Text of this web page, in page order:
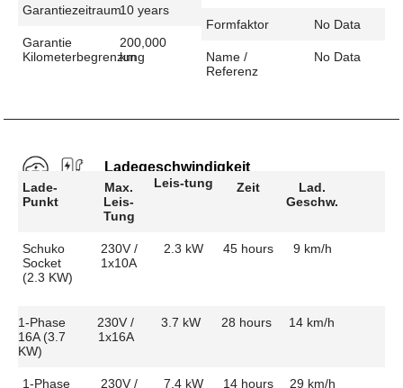
Garantiezeitraum10 years
Garantie
Kilometerbegrenzung
200,000
km
Formfaktor No Data
Name /
Referenz
No Data
Ladegeschwindigkeit
Lade-
Punkt
Max.
Leis-
Tung
Leis-tung Zeit
Lad.
Geschw.
Schuko
Socket
(2.3 KW)
230V /
1x10A
2.3 kW 45 hours 9 km/h
1-Phase
16A (3.7
KW)
230V /
1x16A
3.7 kW 28 hours 14 km/h
1-Phase 230V / 7.4 kW 14 hours 29 km/h